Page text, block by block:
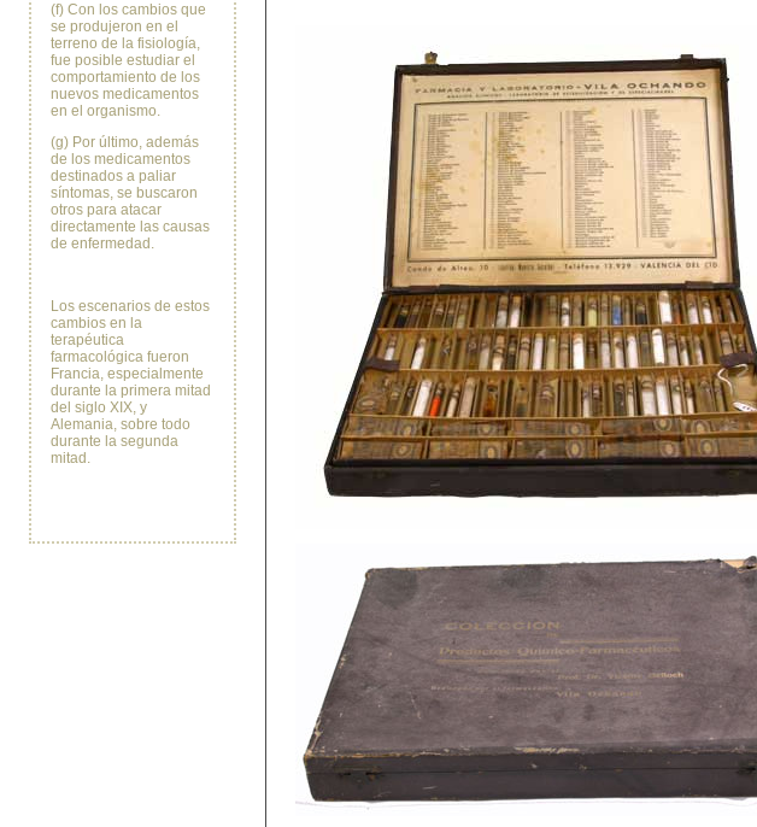
(f) Con los cambios que
se produjeron en el
terreno de la fisiología,
fue posible estudiar el
comportamiento de los
nuevos medicamentos
en el organismo.
(g) Por último, además
de los medicamentos
destinados a paliar
síntomas, se buscaron
otros para atacar
directamente las causas
de enfermedad.
Los escenarios de estos
cambios en la
terapéutica
farmacológica fueron
Francia, especialmente
durante la primera mitad
del siglo XIX, y
Alemania, sobre todo
durante la segunda
mitad.